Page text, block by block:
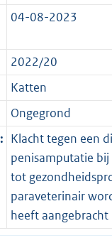
04-08-2023
2022/20
Katten
Ongegrond
Klacht tegen een
penisamputatie
tot
paraveterinair
heeft